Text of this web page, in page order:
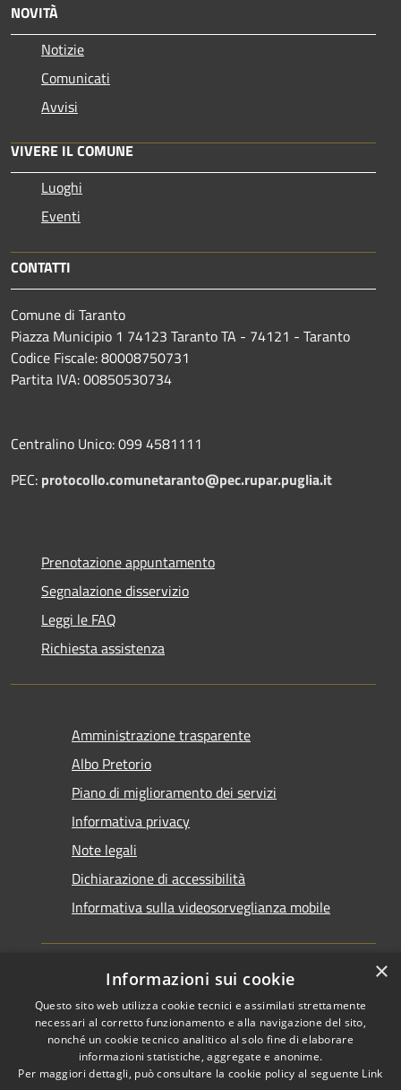
NOVITÀ
Notizie
Comunicati
Avvisi
VIVERE IL COMUNE
Luoghi
Eventi
CONTATTI
Comune di Taranto
Piazza Municipio 1 74123 Taranto TA - 74121 - Taranto
Codice Fiscale: 80008750731
Partita IVA: 00850530734
Centralino Unico: 099 4581111
PEC: protocollo.comunetaranto@pec.rupar.puglia.it
Prenotazione appuntamento
Segnalazione disservizio
Leggi le FAQ
Richiesta assistenza
Amministrazione trasparente
Albo Pretorio
Piano di miglioramento dei servizi
Informativa privacy
Note legali
Dichiarazione di accessibilità
Informativa sulla videosorveglianza mobile
RSS
Accessibilità
Cookie
Copyright © 2026 • Comune di
Taranto • Powered by
Municipium•Accesso
redazione
×
Informazioni sui cookie
Questo sito web utilizza cookie tecnici e assimilati strettamente
necessari al corretto funzionamento e alla navigazione del sito,
nonché un cookie tecnico analitico al solo fine di elaborare
informazioni statistiche, aggregate e anonime.
Per maggiori dettagli, può consultare la cookie policy al seguente Link